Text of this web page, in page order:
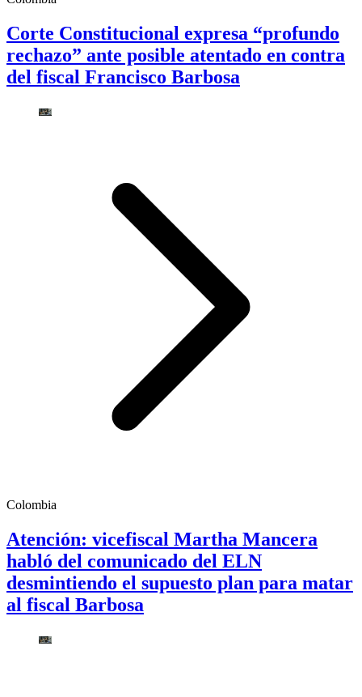
Corte Constitucional expresa “profundo
rechazo” ante posible atentado en contra
del fiscal Francisco Barbosa
Colombia
Atención: vicefiscal Martha Mancera
habló del comunicado del ELN
desmintiendo el supuesto plan para matar
al fiscal Barbosa